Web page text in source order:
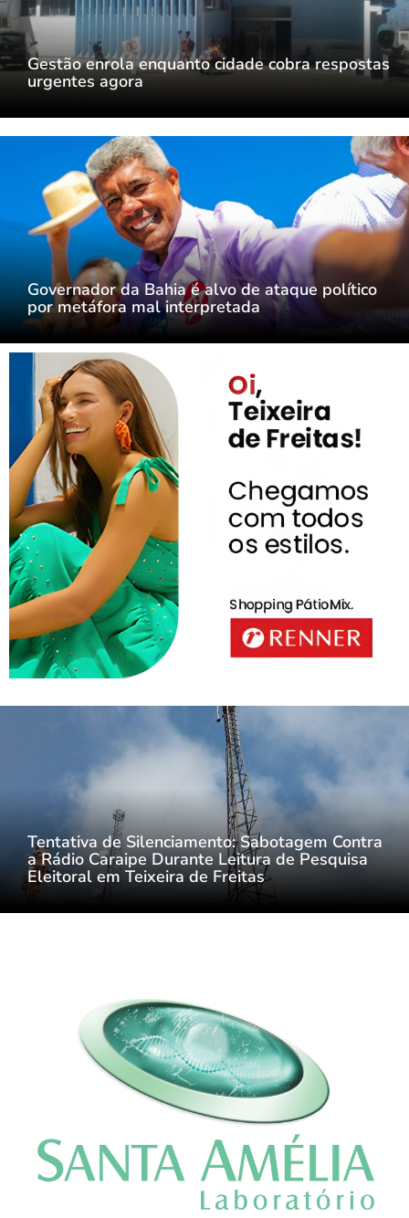
Gestão enrola enquanto cidade cobra respostas
urgentes agora
Governador da Bahia é alvo de ataque político
por metáfora mal interpretada
Tentativa de Silenciamento: Sabotagem Contra
a Rádio Caraipe Durante Leitura de Pesquisa
Eleitoral em Teixeira de Freitas